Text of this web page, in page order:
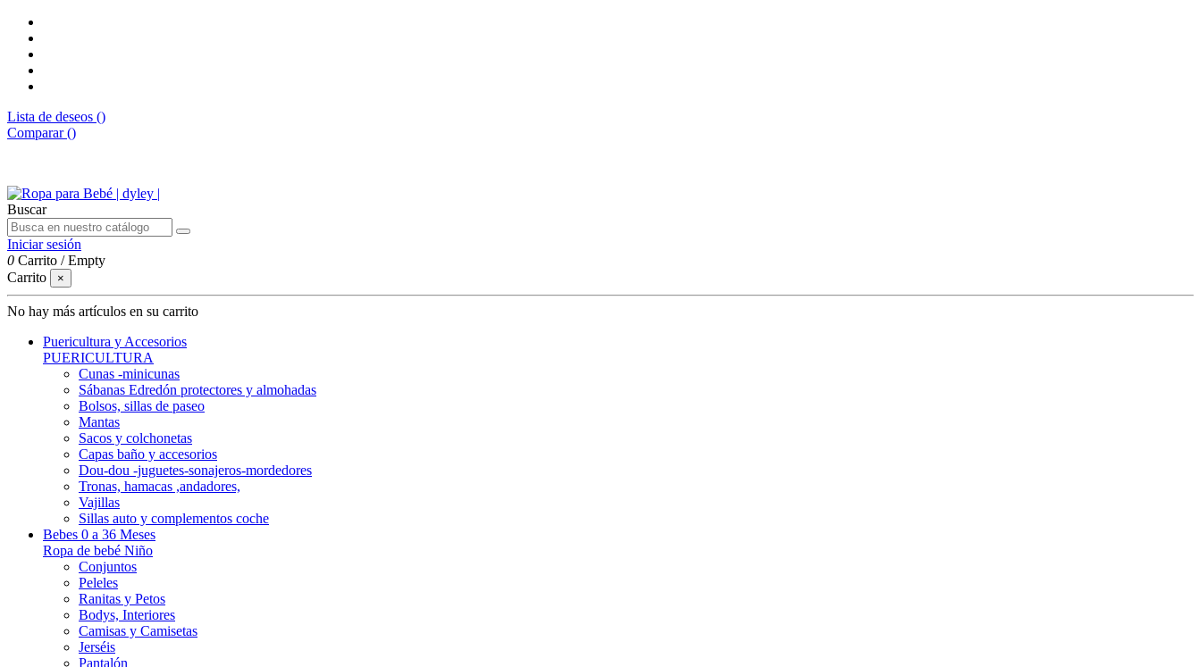
Lista de deseos ()
Comparar ()
Buscar
Iniciar sesión
0 Carrito /Empty
Carrito
×
No hay más artículos en su carrito
Puericultura y Accesorios
PUERICULTURA
Cunas -minicunas
Sábanas Edredón protectores y almohadas
Bolsos, sillas de paseo
Mantas
Sacos y colchonetas
Capas baño y accesorios
Dou-dou -juguetes-sonajeros-mordedores
Tronas, hamacas ,andadores,
Vajillas
Sillas auto y complementos coche
Bebes 0 a 36 Meses
Ropa de bebé Niño
Conjuntos
Peleles
Ranitas y Petos
Bodys, Interiores
Camisas y Camisetas
Jerséis
Pantalón